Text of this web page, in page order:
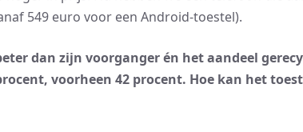
549 euro voor een Android-toestel).
dan zijn voorganger én het aandeel
voorheen 42 procent. Hoe kan het